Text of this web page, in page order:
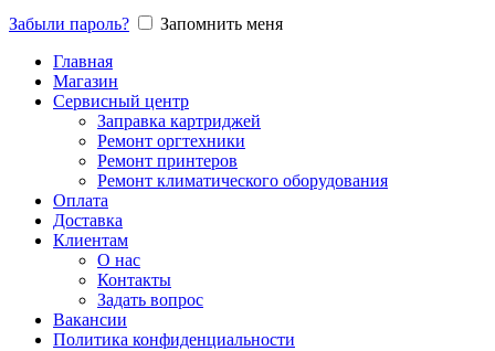
Забыли пароль?
Запомнить меня
Главная
Магазин
Сервисный центр
Заправка картриджей
Ремонт оргтехники
Ремонт принтеров
Ремонт климатического оборудования
Оплата
Доставка
Клиентам
О нас
Контакты
Задать вопрос
Вакансии
Политика конфиденциальности